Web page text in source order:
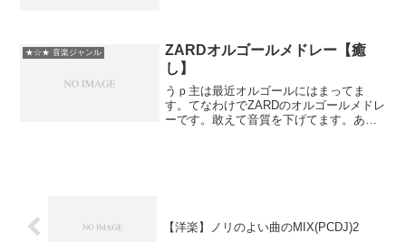
★☆★ 音楽ジャンル
ZARDオルゴールメドレー【癒
し】
うｐ主は最近オルゴールにはまってま
す。てなわけでZARDのオルゴールメドレ
ーです。敢えて音質を下げてます。あと
【洋楽】ノリのよい曲のMIX(PCDJ)2